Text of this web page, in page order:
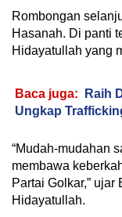
Rombongan
Hasanah. Di panti
Hidayatullah yang
Baca juga:
Raih
Ungkap
“Mudah-mudahan
membawa
Partai Golkar,”
Hidayatullah.